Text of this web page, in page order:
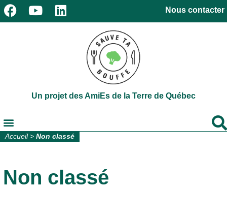
Nous contacter
Un projet des AmiEs de la Terre de Québec
Accueil> Non classé
Non classé